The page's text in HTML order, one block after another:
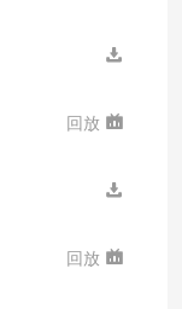
回放
回放